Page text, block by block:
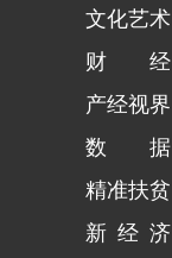
文化艺术
财 经
产经视界
数 据
精准扶贫
新 经 济